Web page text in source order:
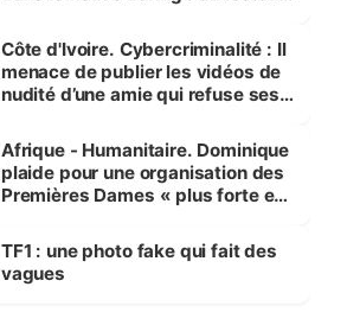
des Transports
Côte d'Ivoire. Cybercriminalité : Il
menace de publier les vidéos de
nudité d’une amie qui refuse ses
Afrique - Humanitaire. Dominique
plaide pour une organisation des
Premières Dames « plus forte et
sur la scène internationale »
TF1 : une photo fake qui fait des
vagues